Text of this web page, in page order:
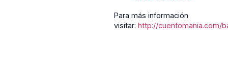
Para más información
visitar: http://cuentomania.com/